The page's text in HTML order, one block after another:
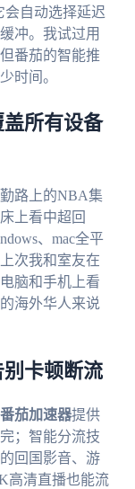
会自动选择延迟
冲。我试过用
番茄的智能推
时间。
所有设备
路上的NBA集
上看中超回
、mac全平
次我和室友在
脑和手机上看
海外华人来说
卡顿断流
番茄加速器提供
；智能分流技
回国影音、游
高清直播也能流